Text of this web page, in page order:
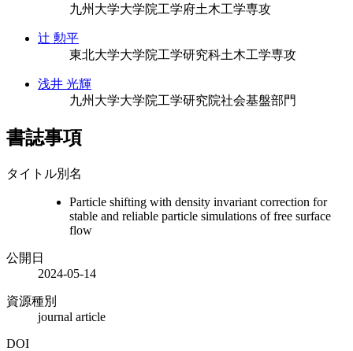
九州大学大学院工学府土木工学専攻
辻 勲平
東北大学大学院工学研究科土木工学専攻
浅井 光輝
九州大学大学院工学研究院社会基盤部門
書誌事項
タイトル別名
Particle shifting with density invariant correction for
stable and reliable particle simulations of free surface
flow
公開日
2024-05-14
資源種別
journal article
DOI